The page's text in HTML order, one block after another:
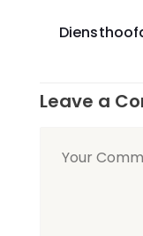
Leave a